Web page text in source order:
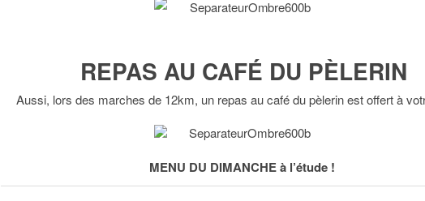
REPAS AU CAFÉ DU PÈLERIN
Aussi, lors des marches de 12km, un repas au café du pèlerin est offert à
MENU DU DIMANCHE à l’étude !